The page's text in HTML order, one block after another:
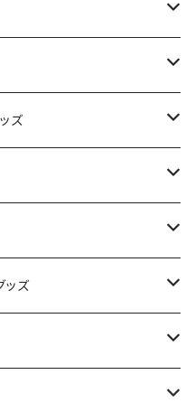
ズ
ッズ